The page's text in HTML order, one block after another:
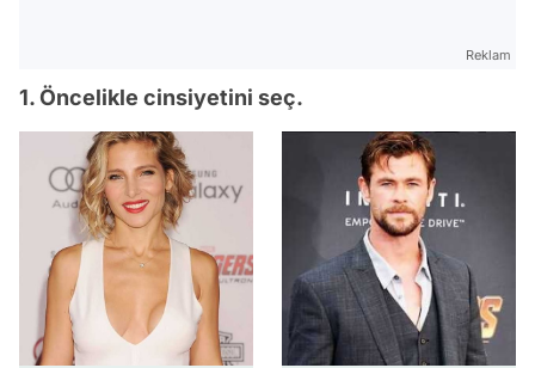
Reklam
1. Öncelikle cinsiyetini seç.